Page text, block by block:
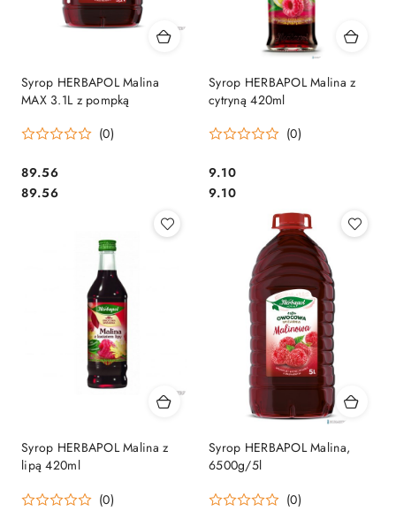
Syrop HERBAPOL Malina
MAX 3.1L z pompką
(0)
Cena:
89.56
Cena:
89.56
Syrop HERBAPOL Malina z
cytryną 420ml
(0)
Cena:
9.10
Cena:
9.10
Syrop HERBAPOL Malina z
lipą 420ml
(0)
Syrop HERBAPOL Malina,
6500g/5l
(0)